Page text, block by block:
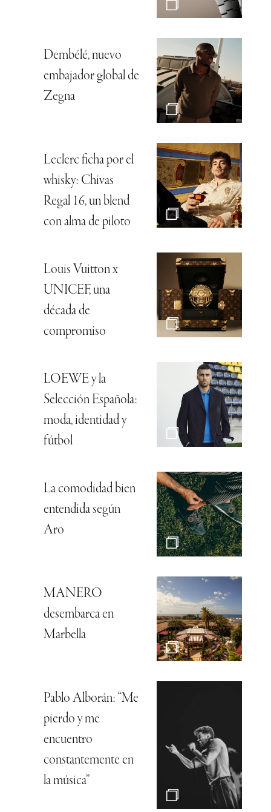
Dembélé, nuevo
embajador global de
Zegna
Leclerc ficha por el
whisky: Chivas
Regal 16, un blend
con alma de piloto
Louis Vuitton x
UNICEF, una
década de
compromiso
LOEWE y la
Selección Española:
moda, identidad y
fútbol
La comodidad bien
entendida según
Aro
MANERO
desembarca en
Marbella
Pablo Alborán: “Me
pierdo y me
encuentro
constantemente en
la música”